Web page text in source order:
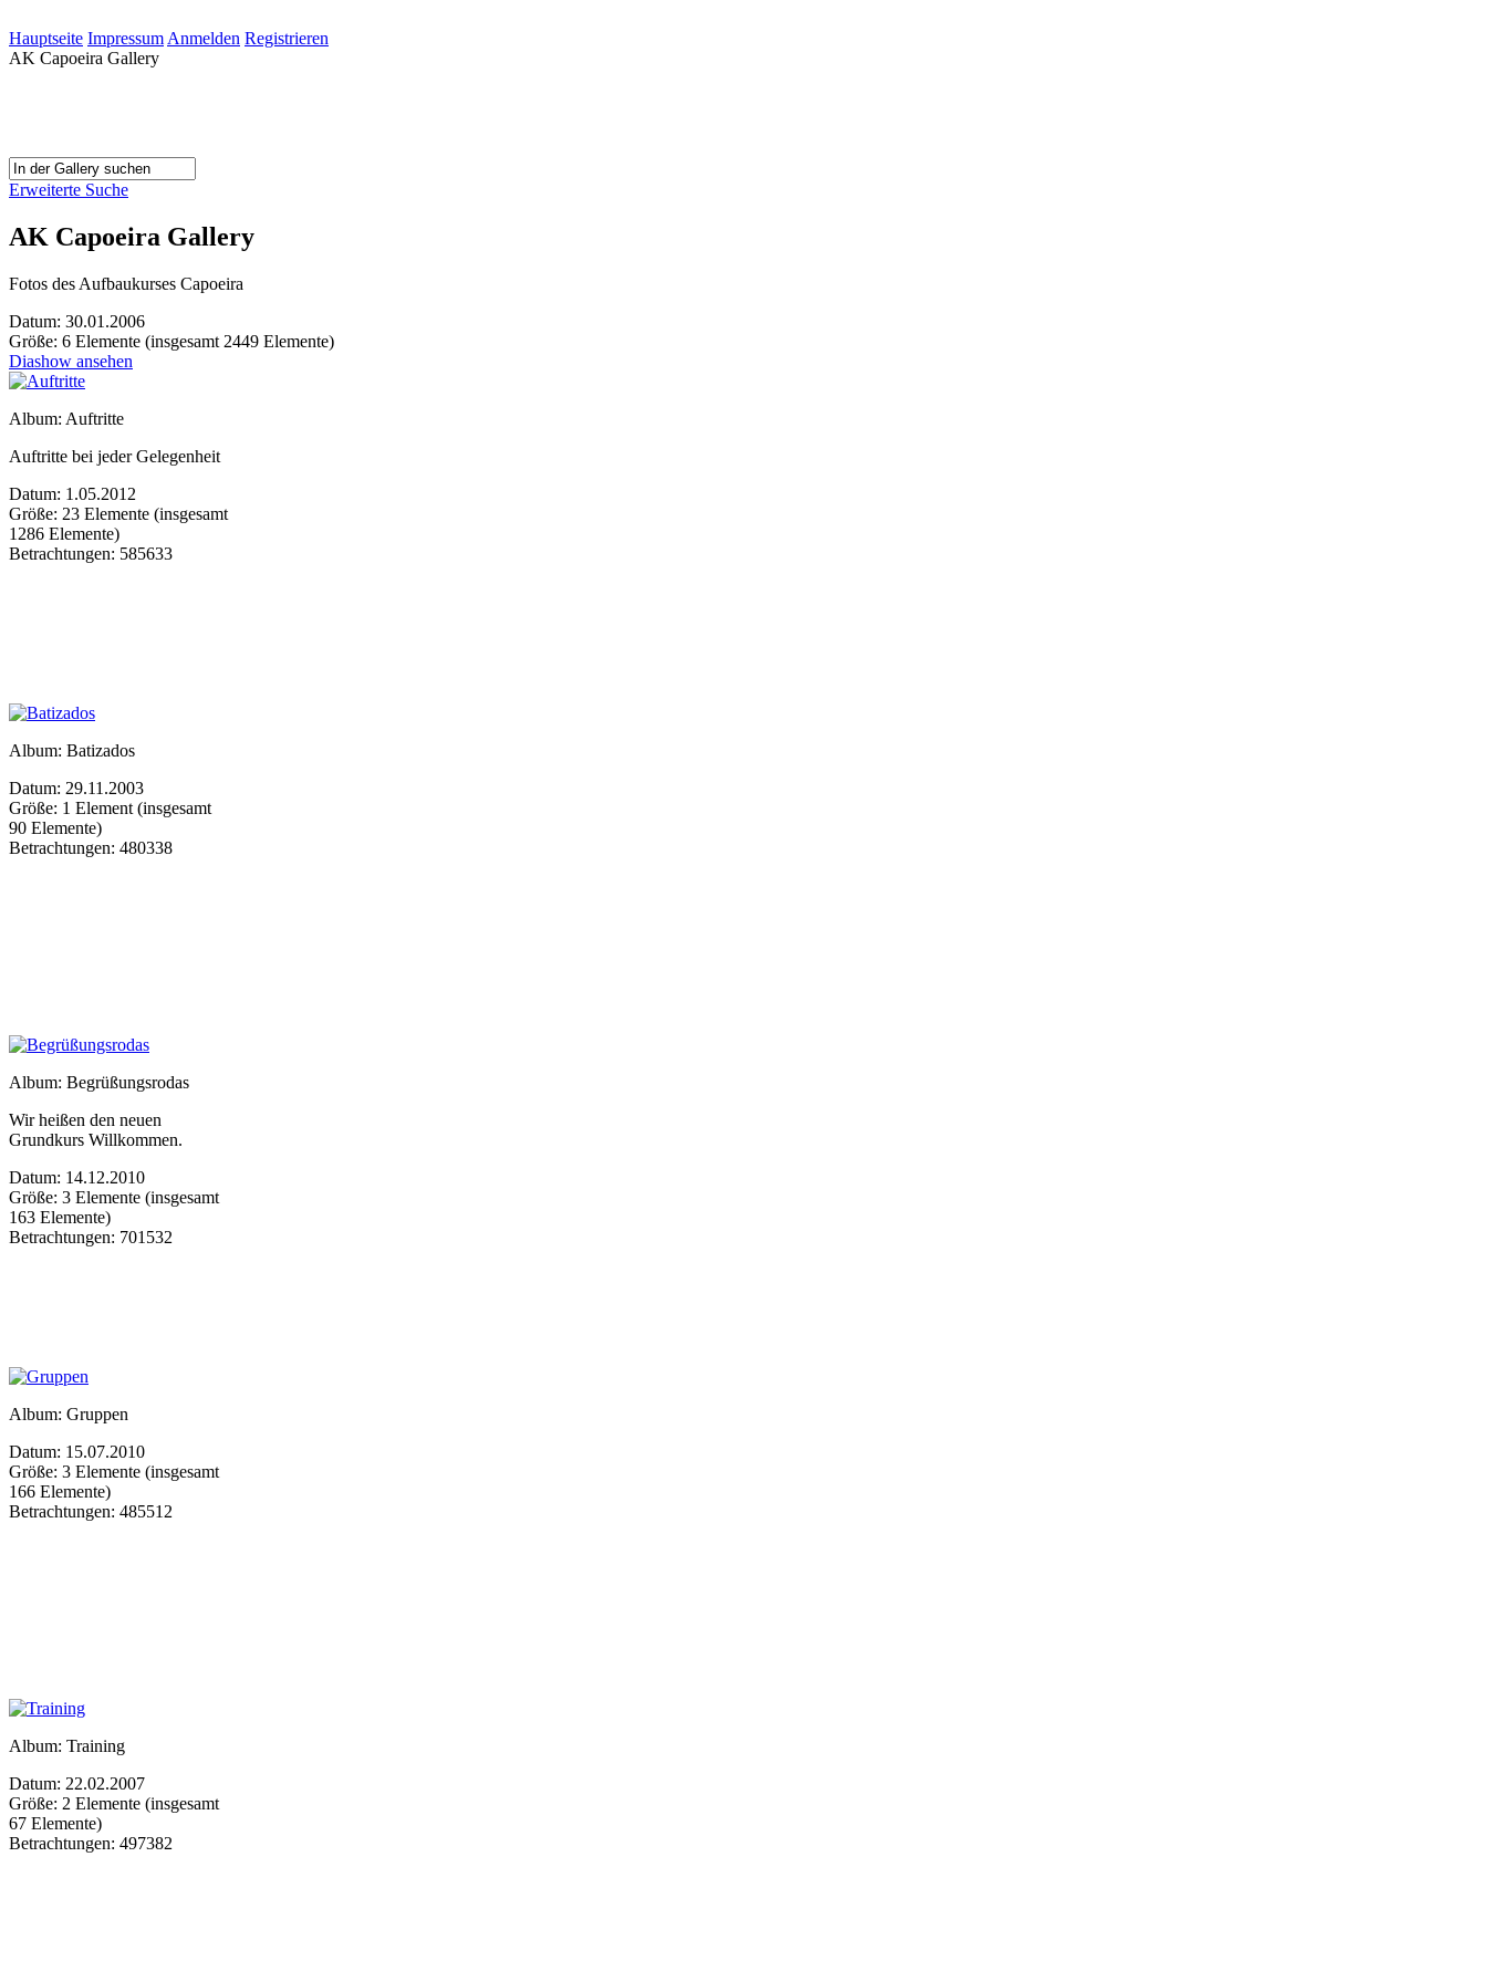
Hauptseite Impressum Anmelden Registrieren
AK Capoeira Gallery
Erweiterte Suche
AK Capoeira Gallery
Fotos des Aufbaukurses Capoeira
Datum: 30.01.2006
Größe: 6 Elemente (insgesamt 2449 Elemente)
Diashow ansehen
Album: Auftritte
Auftritte bei jeder Gelegenheit
Datum: 1.05.2012
Größe: 23 Elemente (insgesamt
1286 Elemente)
Betrachtungen: 585633
Album: Batizados
Datum: 29.11.2003
Größe: 1 Element (insgesamt
90 Elemente)
Betrachtungen: 480338
Album: Begrüßungsrodas
Wir heißen den neuen
Grundkurs Willkommen.
Datum: 14.12.2010
Größe: 3 Elemente (insgesamt
163 Elemente)
Betrachtungen: 701532
Album: Gruppen
Datum: 15.07.2010
Größe: 3 Elemente (insgesamt
166 Elemente)
Betrachtungen: 485512
Album: Training
Datum: 22.02.2007
Größe: 2 Elemente (insgesamt
67 Elemente)
Betrachtungen: 497382